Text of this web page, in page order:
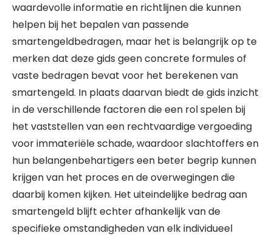
waardevolle informatie en richtlijnen die kunnen
helpen bij het bepalen van passende
smartengeldbedragen, maar het is belangrijk op te
merken dat deze gids geen concrete formules of
vaste bedragen bevat voor het berekenen van
smartengeld. In plaats daarvan biedt de gids inzicht
in de verschillende factoren die een rol spelen bij
het vaststellen van een rechtvaardige vergoeding
voor immateriële schade, waardoor slachtoffers en
hun belangenbehartigers een beter begrip kunnen
krijgen van het proces en de overwegingen die
daarbij komen kijken. Het uiteindelijke bedrag aan
smartengeld blijft echter afhankelijk van de
specifieke omstandigheden van elk individueel